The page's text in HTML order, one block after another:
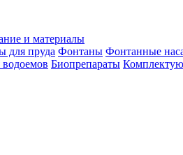
и материалы
для пруда Фонтаны Фонтанные
Биопрепараты